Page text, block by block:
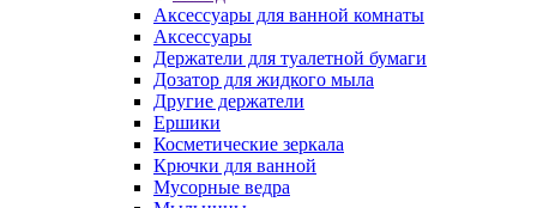
Аксессуары для ванной комнаты
Аксессуары
Держатели для туалетной бумаги
Дозатор для жидкого мыла
Другие держатели
Ершики
Косметические зеркала
Крючки для ванной
Мусорные ведра